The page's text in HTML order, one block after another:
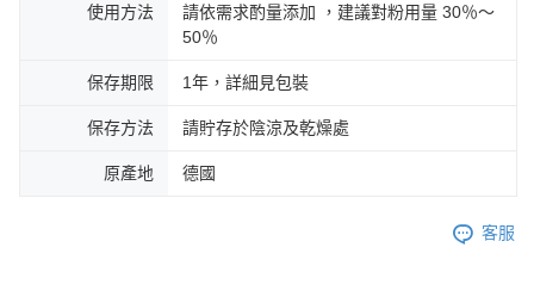
使用方法
請依需求酌量添加 ，建議對粉用量 30％～
50％
保存期限 1年，詳細見包裝
保存方法 請貯存於陰涼及乾燥處
原產地 德國
客服